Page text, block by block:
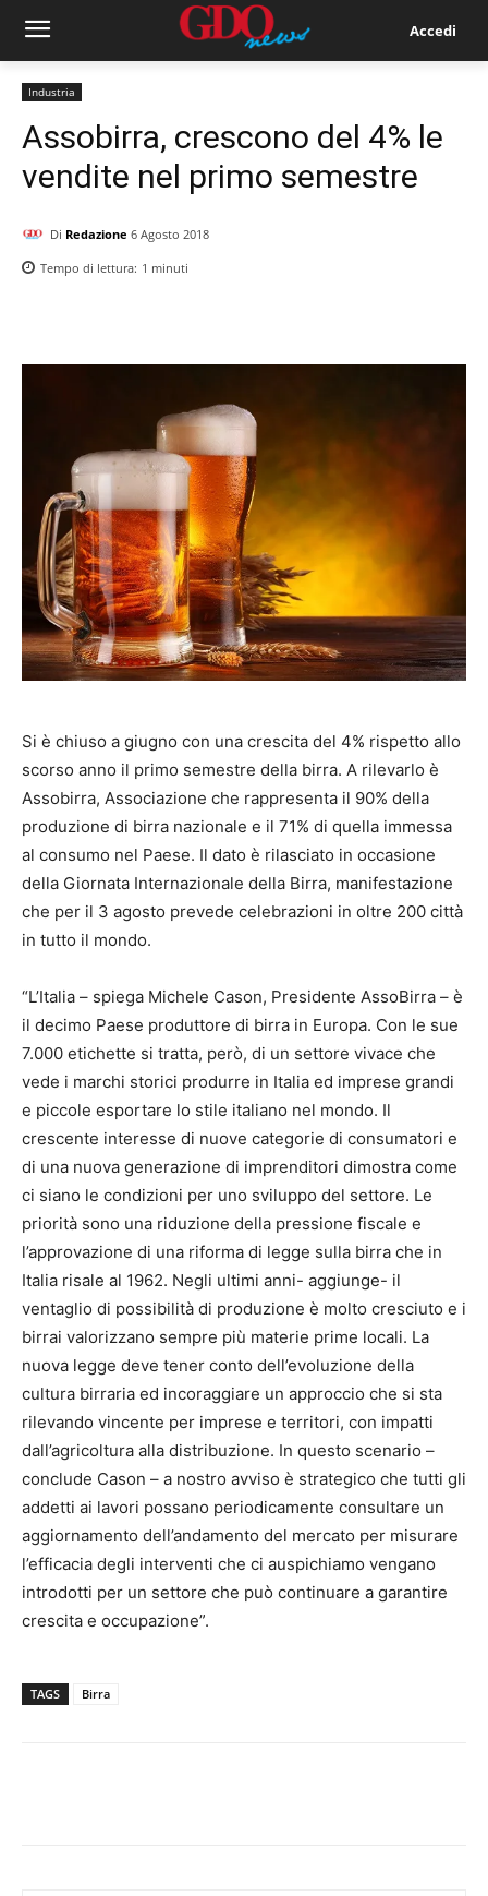
Accedi
Industria
Assobirra, crescono del 4% le
vendite nel primo semestre
Di Redazione 6 Agosto 2018
Tempo di lettura: 1 minuti
Si è chiuso a giugno con una crescita del 4% rispetto allo
scorso anno il primo semestre della birra. A rilevarlo è
Assobirra, Associazione che rappresenta il 90% della
produzione di birra nazionale e il 71% di quella immessa
al consumo nel Paese. Il dato è rilasciato in occasione
della Giornata Internazionale della Birra, manifestazione
che per il 3 agosto prevede celebrazioni in oltre 200 città
in tutto il mondo.
“L’Italia – spiega Michele Cason, Presidente AssoBirra – è
il decimo Paese produttore di birra in Europa. Con le sue
7.000 etichette si tratta, però, di un settore vivace che
vede i marchi storici produrre in Italia ed imprese grandi
e piccole esportare lo stile italiano nel mondo. Il
crescente interesse di nuove categorie di consumatori e
di una nuova generazione di imprenditori dimostra come
ci siano le condizioni per uno sviluppo del settore. Le
priorità sono una riduzione della pressione fiscale e
l’approvazione di una riforma di legge sulla birra che in
Italia risale al 1962. Negli ultimi anni- aggiunge- il
ventaglio di possibilità di produzione è molto cresciuto e i
birrai valorizzano sempre più materie prime locali. La
nuova legge deve tener conto dell’evoluzione della
cultura birraria ed incoraggiare un approccio che si sta
rilevando vincente per imprese e territori, con impatti
dall’agricoltura alla distribuzione. In questo scenario –
conclude Cason – a nostro avviso è strategico che tutti gli
addetti ai lavori possano periodicamente consultare un
aggiornamento dell’andamento del mercato per misurare
l’efficacia degli interventi che ci auspichiamo vengano
introdotti per un settore che può continuare a garantire
crescita e occupazione”.
TAGS Birra